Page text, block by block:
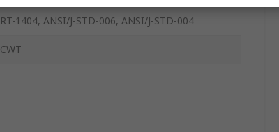
RT-1404, ANSI/J-STD-006, ANSI/J-STD-004
CWT